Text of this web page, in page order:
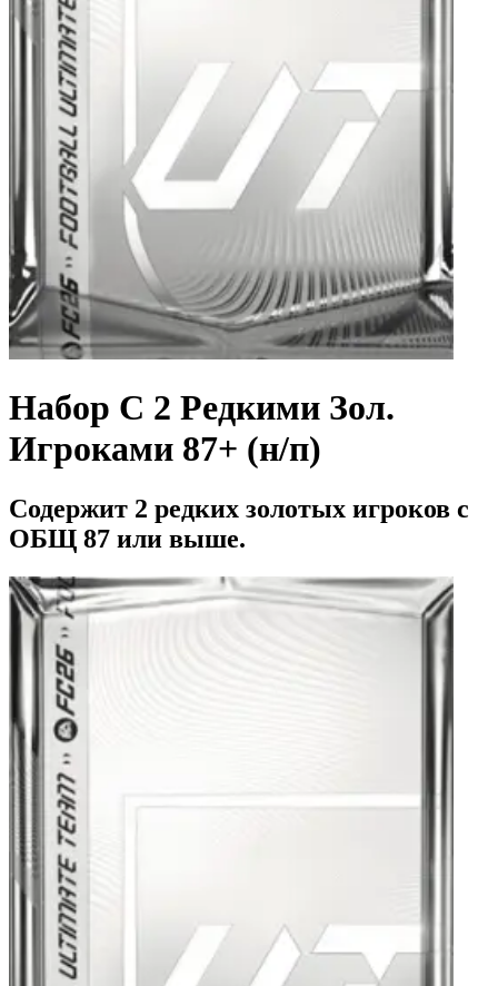
Набор С 2 Редкими Зол.
Игроками 87+ (н/п)
Содержит 2 редких золотых игроков с
ОБЩ 87 или выше.